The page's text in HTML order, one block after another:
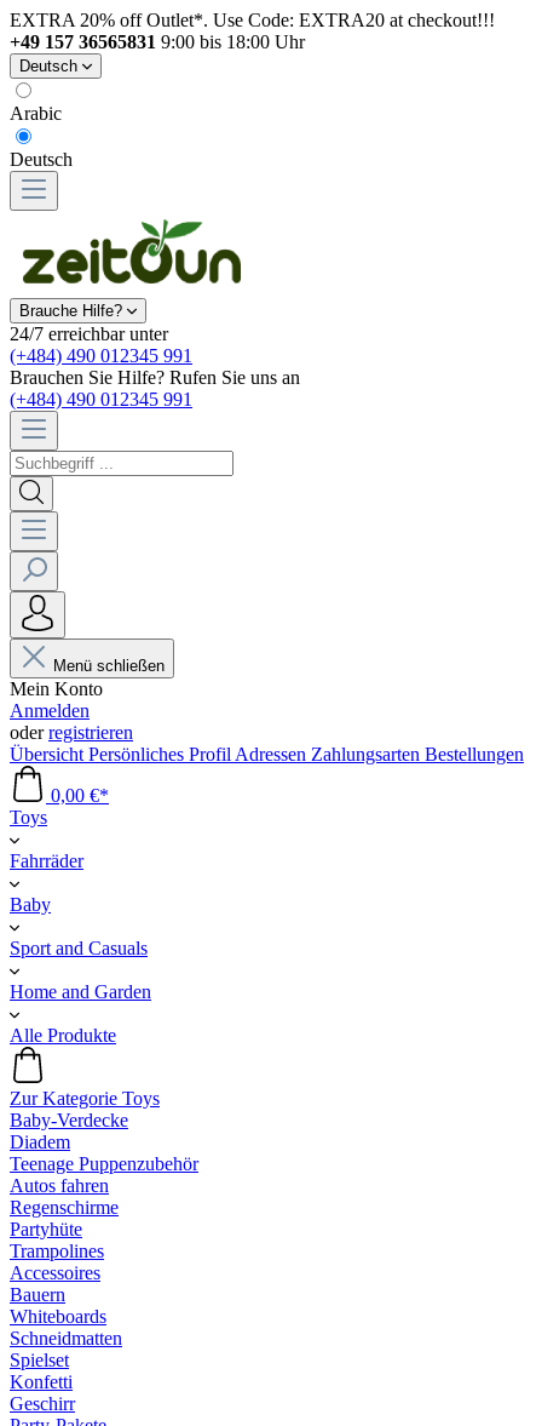
EXTRA 20% off Outlet*. Use Code: EXTRA20 at checkout!!!
+49 157 36565831 9:00 bis 18:00 Uhr
Deutsch
Arabic
Deutsch
Brauche Hilfe?
24/7 erreichbar unter
(+484) 490 012345 991
Brauchen Sie Hilfe? Rufen Sie uns an
(+484) 490 012345 991
Menü schließen
Mein Konto
Anmelden
oderregistrieren
Übersicht Persönliches Profil Adressen Zahlungsarten Bestellungen
0,00 €*
Toys
Fahrräder
Baby
Sport and Casuals
Home and Garden
Alle Produkte
Zur Kategorie Toys
Baby-Verdecke
Diadem
Teenage Puppenzubehör
Autos fahren
Regenschirme
Partyhüte
Trampolines
Accessoires
Bauern
Whiteboards
Schneidmatten
Spielset
Konfetti
Geschirr